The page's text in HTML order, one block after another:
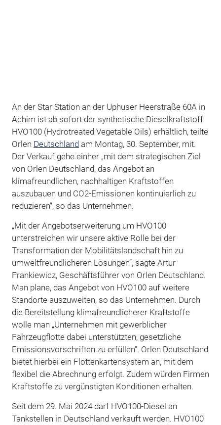
An der Star Station an der Uphuser Heerstraße 60A in
Achim ist ab sofort der synthetische Dieselkraftstoff
HVO100 (Hydrotreated Vegetable Oils) erhältlich, teilte
Orlen Deutschlandam Montag, 30. September, mit.
Der Verkauf gehe einher „mit dem strategischen Ziel
von Orlen Deutschland, das Angebot an
klimafreundlichen, nachhaltigen Kraftstoffen
auszubauen und CO2-Emissionen kontinuierlich zu
reduzieren“, so das Unternehmen.
„Mit der Angebotserweiterung um HVO100
unterstreichen wir unsere aktive Rolle bei der
Transformation der Mobilitätslandschaft hin zu
umweltfreundlicheren Lösungen“, sagte Artur
Frankiewicz, Geschäftsführer von Orlen Deutschland.
Man plane, das Angebot von HVO100 auf weitere
Standorte auszuweiten, so das Unternehmen. Durch
die Bereitstellung klimafreundlicherer Kraftstoffe
wolle man „Unternehmen mit gewerblicher
Fahrzeugflotte dabei unterstützten, gesetzliche
Emissionsvorschriften zu erfüllen“. Orlen Deutschland
bietet hierbei ein Flottenkartensystem an, mit dem
flexibel die Abrechnung erfolgt. Zudem würden Firmen
Kraftstoffe zu vergünstigten Konditionen erhalten.
Seit dem 29. Mai 2024 darf HVO100-Diesel an
Tankstellen in Deutschland verkauft werden. HVO100